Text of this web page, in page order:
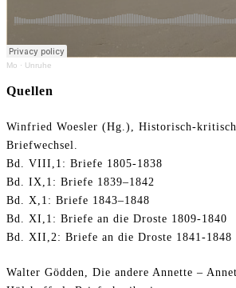
Mo · Unruhe
Quellen
Winfried Woesler (Hg.), Historisch-
Briefwechsel.
Bd. VIII,1: Briefe 1805-1838
Bd. IX,1: Briefe 1839–1842
Bd. X,1: Briefe 1843–1848
Bd. XI,1: Briefe an die Droste 1809-1840
Bd. XII,2: Briefe an die Droste 1841-1848
Walter Gödden, Die andere Annette –